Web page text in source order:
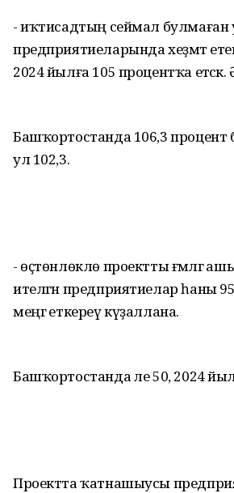
- иҡтисадтың сеймал булмаған
предприятиеларында хеҙмәт
2024 йылға 105 процентҡа етәсәк.
Башҡортостанда 106,3
ул 102,3.
- өҫтөнлөклө проектты ғәмәлгә
ителгән предприятиелар һаны
меңгә еткереү күҙаллана.
Башҡортостанда әле 50, 2024
Проектта ҡатнашыусы